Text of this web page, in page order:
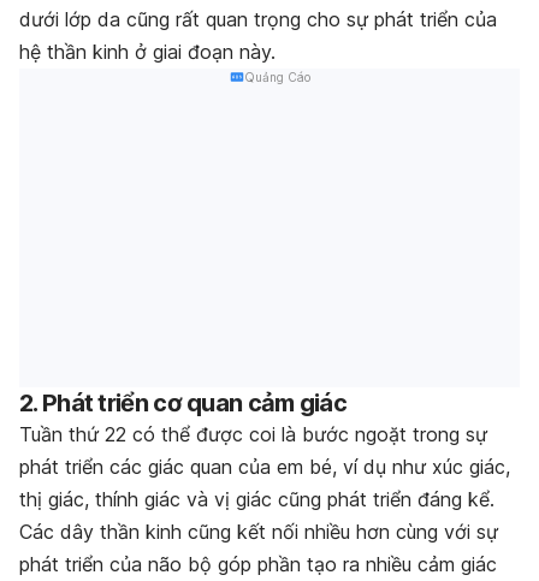
dưới lớp da cũng rất quan trọng cho sự phát triển của
hệ thần kinh ở giai đoạn này.
Quảng Cáo
2. Phát triển cơ quan cảm giác
Tuần thứ 22 có thể được coi là bước ngoặt trong sự
phát triển các giác quan của em bé, ví dụ như xúc giác,
thị giác, thính giác và vị giác cũng phát triển đáng kể.
Các dây thần kinh cũng kết nối nhiều hơn cùng với sự
phát triển của não bộ góp phần tạo ra nhiều cảm giác